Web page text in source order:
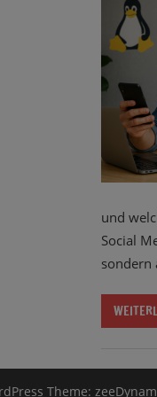
und
Social
sondern
Theme: